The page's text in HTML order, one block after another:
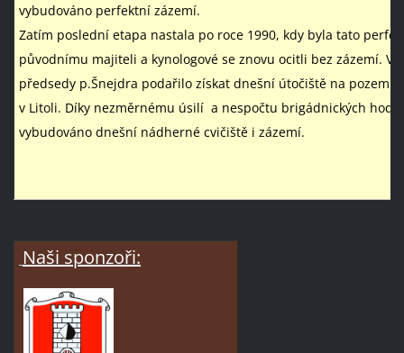
vybudováno perfektní zázemí.
Zatím poslední etapa nastala po roce 1990, kdy byla tato
původnímu majiteli a kynologové se znovu ocitli bez zázemí. V
předsedy p.Šnejdra podařilo získat dnešní útočiště na
v Litoli. Díky nezměrnému úsilí a nespočtu brigádnických
vybudováno dnešní nádherné cvičiště i zázemí.
Naši sponzoři: